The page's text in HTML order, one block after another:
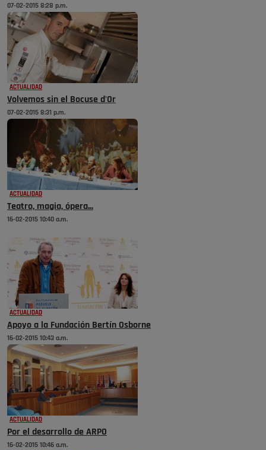
07-02-2015 8:28 p.m.
ACTUALIDAD
Volvemos sin el Bocuse d'Or
07-02-2015 8:31 p.m.
ACTUALIDAD
Teatro, magia, ópera...
16-02-2015 10:40 a.m.
ACTUALIDAD
Apoyo a la Fundación Bertín Osborne
16-02-2015 10:43 a.m.
ACTUALIDAD
Por el desarrollo de ARPO
16-02-2015 10:46 a.m.